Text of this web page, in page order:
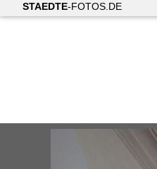
STAEDTE-FOTOS.DE